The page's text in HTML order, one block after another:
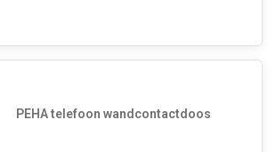
PEHA telefoon wandcontactdoos